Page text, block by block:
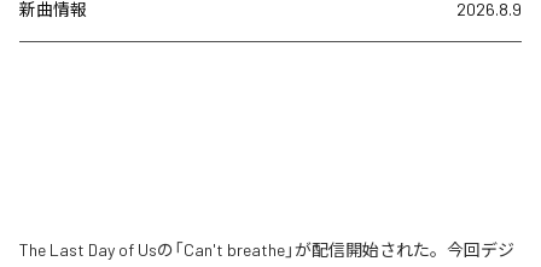
新曲情報 2026.8.9
The Last Day of Usの「Can't breathe」が配信開始された。今回デジ